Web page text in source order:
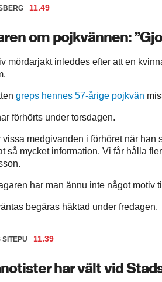
11.49
om pojkvännen:
mördarjakt inleddes efter att en
greps hennes 57-årige pojkvän
förhörts under torsdagen.
vissa medgivanden i förhöret när han
så mycket information. Vi får hålla
har man ännu inte något motiv
begäras häktad under fredagen.
SITEPU 11.39
har vält vid